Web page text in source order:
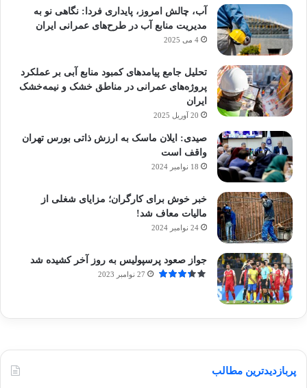
آب، چالش امروز، پایداری فردا: نگاهی نو به
مدیریت منابع آب در طرح‌های عمرانی ایران
4 می 2025
تحلیل جامع پیامدهای کمبود منابع آبی بر عملکرد
پروژه‌های عمرانی در مناطق خشک و نیمه‌خشک
ایران
20 آوریل 2025
صیدی: ایلان ماسک به ارزش ذاتی بورس تهران
واقف است
18 نوامبر 2024
خبر خوش برای کارگران؛ مزایای شغلی از
مالیات معاف شد!
24 نوامبر 2024
جواز صعود پرسپولیس به روز آخر کشیده شد
27 نوامبر 2023
پربازدیدترین مطالب